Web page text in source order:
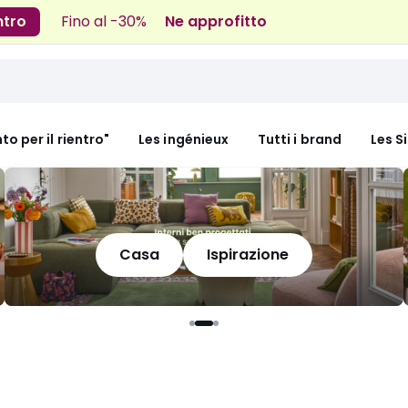
Fino al -30% Ne approfitto
per il rientro" Les ingénieux Tutti i brand Les
Casa Ispirazione